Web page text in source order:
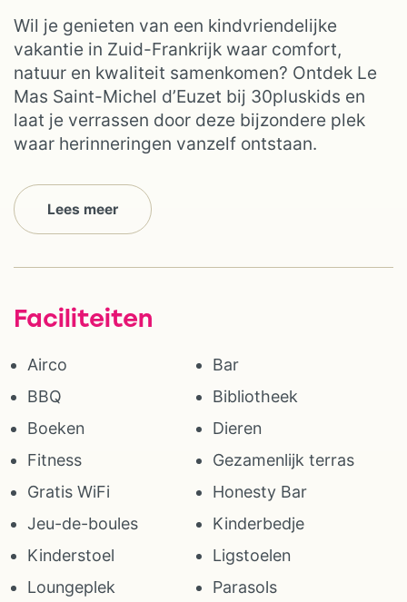
Wil je genieten van een kindvriendelijke
vakantie in Zuid-Frankrijk waar comfort,
natuur en kwaliteit samenkomen? Ontdek Le
Mas Saint-Michel d’Euzet bij 30pluskids en
laat je verrassen door deze bijzondere plek
waar herinneringen vanzelf ontstaan.
Lees meer
Faciliteiten
Airco
Bar
BBQ
Bibliotheek
Boeken
Dieren
Fitness
Gezamenlijk terras
Gratis WiFi
Honesty Bar
Jeu-de-boules
Kinderbedje
Kinderstoel
Ligstoelen
Loungeplek
Parasols